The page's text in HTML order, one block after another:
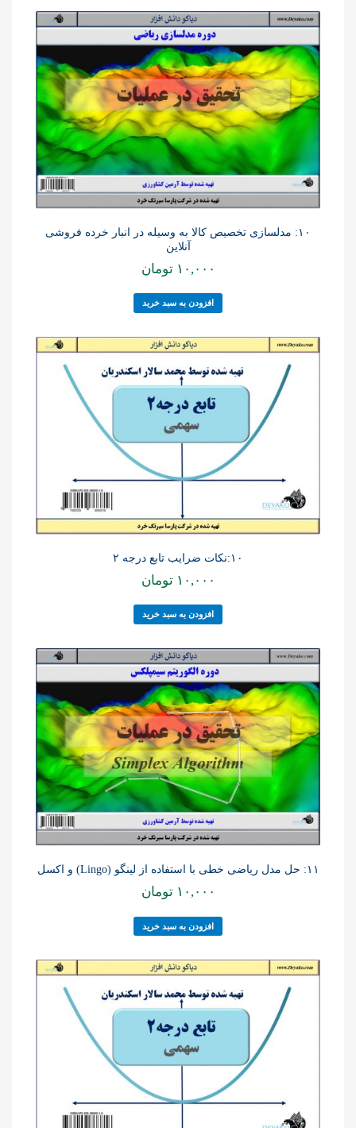
۱۰: مدلسازی تخصیص کالا به وسیله در انبار خرده فروشی
آنلاین
۱۰,۰۰۰ تومان
افزودن به سبد خرید
۱۰:نکات ضرایب تابع درجه ۲
۱۰,۰۰۰ تومان
افزودن به سبد خرید
۱۱: حل مدل ریاضی خطی با استفاده از لینگو (Lingo) و اکسل
۱۰,۰۰۰ تومان
افزودن به سبد خرید